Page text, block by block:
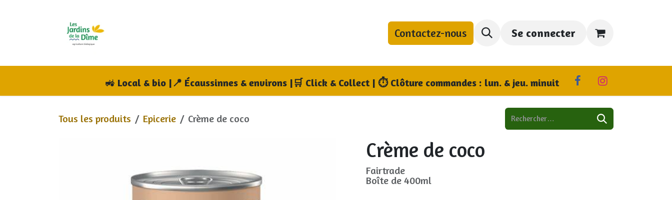
Qui sommes-nous ? Où nous trouver
Contactez-nous Se connecter
🚜 Local & bio |📍 Écaussinnes & environs |🛒 Click & Collect | ⏱ Clôture commandes : lun. & jeu. minuit
Tous les produits Epicerie Crème de coco
Crème de coco
Fairtrade
Boîte de 400ml